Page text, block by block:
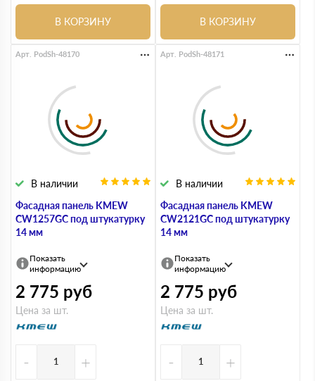
В КОРЗИНУ В КОРЗИНУ
Фасадная панель KMEW
CW1257GC под штукатурку
14 мм
В наличии
Арт. PodSh-48170
Показать
информацию
2 775 руб
Цена за шт.
- +
Фасадная панель KMEW
CW2121GC под штукатурку
14 мм
В наличии
Арт. PodSh-48171
Показать
информацию
2 775 руб
Цена за шт.
- +